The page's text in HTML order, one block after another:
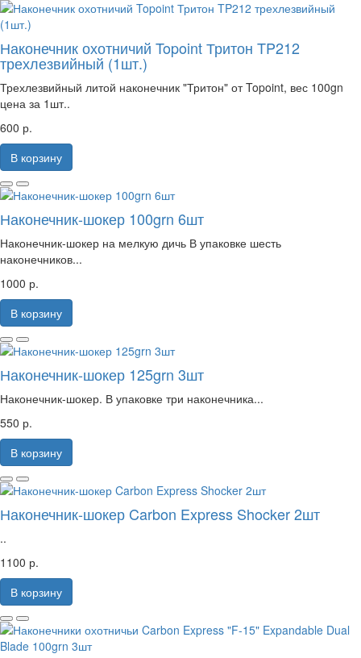
Наконечник охотничий Topoint Тритон TP212
трехлезвийный (1шт.)
Трехлезвийный литой наконечник "Тритон" от Topoint, вес 100gn
цена за 1шт..
600 р.
В корзину
Наконечник-шокер 100grn 6шт
Наконечник-шокер на мелкую дичь В упаковке шесть
наконечников...
1000 р.
В корзину
Наконечник-шокер 125grn 3шт
Наконечник-шокер. В упаковке три наконечника...
550 р.
В корзину
Наконечник-шокер Carbon Express Shocker 2шт
..
1100 р.
В корзину